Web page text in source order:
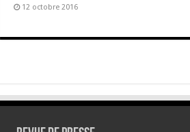
12 octobre 2016